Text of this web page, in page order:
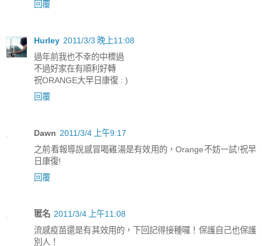
回覆
Hurley 2011/3/3 晚上11:08
過年前我也不幸的中標過
不過好家在有順利好轉
祝ORANGE大早日康復 : )
回覆
Dawn 2011/3/4 上午9:17
之前看報導說感冒喝雞湯是有效用的，Orange不妨一試!祝早
日康復!
回覆
匿名 2011/3/4 上午11:08
流感疫苗還是有其效用的，下回記得接種囉！保護自己也保護
別人！